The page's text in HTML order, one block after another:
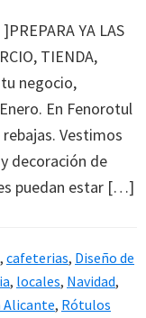
YA LAS
TIENDA,
negocio,
En Fenorotul
Vestimos
decoración de
puedan estar […]
, cafeterias, Diseño de
, locales, Navidad,
, Rótulos